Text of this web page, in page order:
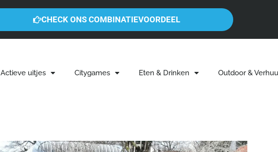
CHECK ONS COMBINATIEVOORDEEL
Actieve uitjes Citygames Eten & Drinken Outdoor &